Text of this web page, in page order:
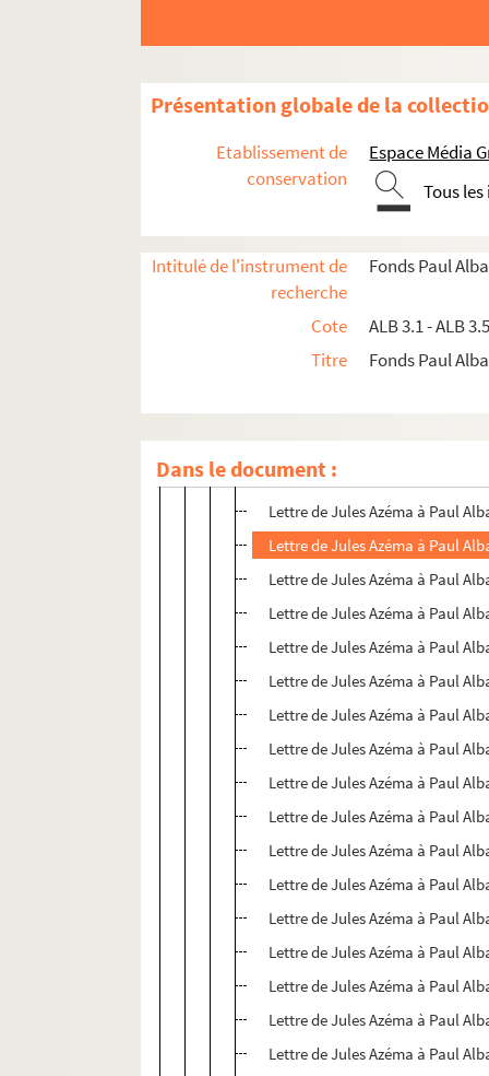
Présentation globale de la
Etablissement de
conservation
Espace Média
Tous
Intitulé de l'instrument de
recherche
Fonds Paul
Cote
ALB 3.1 - ALB
Titre
Fonds Paul
Dans le document :
Lettre de Jules Azéma à Paul
Lettre de Jules Azéma à Paul
Lettre de Jules Azéma à Paul
Lettre de Jules Azéma à Paul
Lettre de Jules Azéma à Paul
Lettre de Jules Azéma à Paul
Lettre de Jules Azéma à Paul
Lettre de Jules Azéma à Paul
Lettre de Jules Azéma à Paul
Lettre de Jules Azéma à Paul
Lettre de Jules Azéma à Paul
Lettre de Jules Azéma à Paul
Lettre de Jules Azéma à Paul
Lettre de Jules Azéma à Paul
Lettre de Jules Azéma à Paul
Lettre de Jules Azéma à Paul
Lettre de Jules Azéma à Paul
Lettre de Jules Azéma à Paul
Lettre de Jules Azéma à Paul
Lettre de Jules Azéma à Paul
Lettre de Jules Azéma à Paul
Lettre de Jules Azéma à Paul